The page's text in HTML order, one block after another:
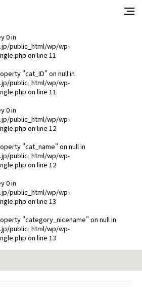
0 in
public_html/wp/wp-
on line 11
"cat_ID" on null in
public_html/wp/wp-
on line 11
0 in
public_html/wp/wp-
on line 12
"cat_name" on null in
public_html/wp/wp-
on line 12
0 in
public_html/wp/wp-
on line 13
"category_nicename" on null in
public_html/wp/wp-
on line 13